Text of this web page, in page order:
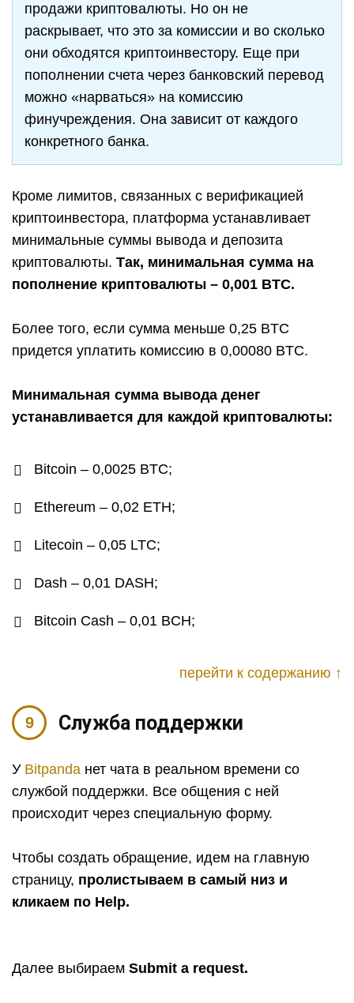
продажи криптовалюты. Но он не
раскрывает, что это за комиссии и во сколько
они обходятся криптоинвестору. Еще при
пополнении счета через банковский перевод
можно «нарваться» на комиссию
финучреждения. Она зависит от каждого
конкретного банка.
Кроме лимитов, связанных с верификацией
криптоинвестора, платформа устанавливает
минимальные суммы вывода и депозита
криптовалюты. Так, минимальная сумма на
пополнение криптовалюты – 0,001 BTC.
Более того, если сумма меньше 0,25 BTC
придется уплатить комиссию в 0,00080 BTC.
Минимальная сумма вывода денег
устанавливается для каждой криптовалюты:
Bitcoin – 0,0025 BTC;
Ethereum – 0,02 ETH;
Litecoin – 0,05 LTC;
Dash – 0,01 DASH;
Bitcoin Cash – 0,01 BCH;
перейти к содержанию ↑
Служба поддержки
У Bitpanda нет чата в реальном времени со
службой поддержки. Все общения с ней
происходит через специальную форму.
Чтобы создать обращение, идем на главную
страницу, пролистываем в самый низ и
кликаем по Help.
Далее выбираем Submit a request.